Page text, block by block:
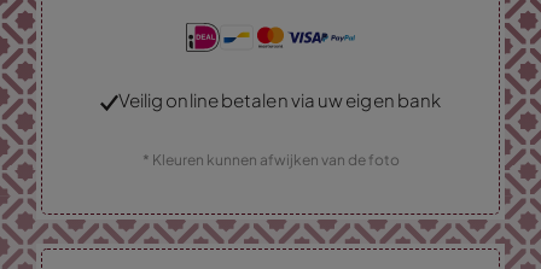
Veilig online betalen via uw eigen bank
* Kleuren kunnen afwijken van de foto